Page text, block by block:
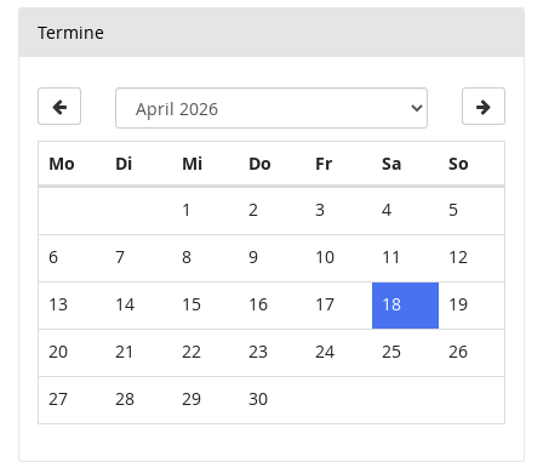
Termine
Mo Montag
DiDienstag
MiMittwoch
Do Donnerstag
FrFreitagSaSamstag
So
1 2 3 4 5
6 7 8 9 10 11 12
13 14 15 16 17 18 19
20 21 22 23 24 25 26
27 28 29 30